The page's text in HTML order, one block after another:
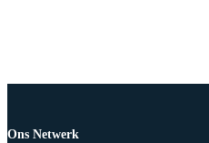
Ons Netwerk